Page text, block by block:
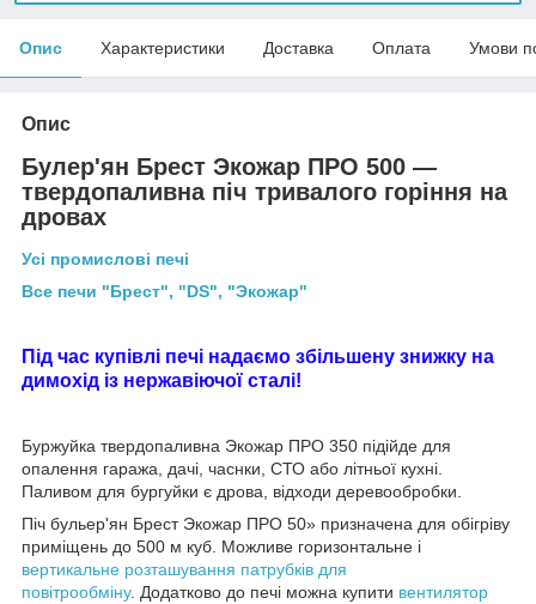
Опис Характеристики Доставка Оплата Умови
Опис
Булер'ян Брест Экожар ПРО 500 —
твердопаливна піч тривалого горіння на
дровах
Усі промислові печі
Все печи "Брест", "DS", "Экожар"
Під час купівлі печі надаємо збільшену знижку на
димохід із нержавіючої сталі!
Буржуйка твердопаливна Экожар ПРО 350 підійде для
опалення гаража, дачі, часнки, СТО або літньої кухні.
Паливом для бургуйки є дрова, відходи деревообробки.
Піч бульер'ян Брест Экожар ПРО 50» призначена для обігріву
приміщень до 500 м куб. Можливе горизонтальне і
вертикальне розташування патрубків для
повітрообміну. Додатково до печі можна купити вентилятор